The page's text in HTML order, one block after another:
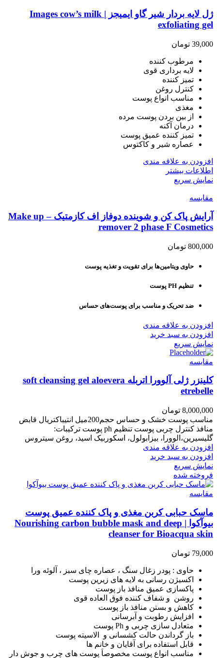
ژل لایه بردار شیر گاو ایمیجز | Images cow’s milk
exfoliating gel
39,000 تومان
مرطوب کننده
لایه برداری قوی
تمیز کننده
کنترل روغن
مناسب انواع پوست
مغذی
از بین بردن پوست مرده
درمان آکنه
تمیز کننده عمیق پوست
عصاره شیر و کاکتوس
افزودن به علاقه مندی
اطلاعات بیشتر
نمایش سریع
مقايسه
آرایش پاک کن و شوینده دوفاز اف کازمتیک – Make up
remover 2 phase F Cosmetics
800,000 تومان
حاوی ویتامین‌ها برای تقویت و تغذیه پوست
تنظیم PH پوست
ضد تحریک و مناسب برای پوست‌های حساس
افزودن به علاقه مندی
افزودن به سبد خرید
نمایش سریع
مقايسه
کلینزر ژلی آلوورا اتربله soft cleansing gel aloevera
etrebelle
8,000,000 تومان
مناسب پوست خشک و حساس حجم200میل انتیباکتریال قابض
منافذ کنترل چربی پوست تنظیم ph پوست ترکیبات:
گلیسیرین،الوورا، بیزابولول، اسکوربیک اسید، روغن سیتروس
افزودن به علاقه مندی
افزودن به سبد خرید
نمایش سریع
فروخته شده
مقايسه
ماسک حبابی کربن مغذی و پاک کننده عمیق پوست
بیوآکوا | Nourishing carbon bubble mask and deep
cleanser for Bioacqua skin
79,000 تومان
حاوی : پودر زغال سنگ ، عصاره چای سبز ، آلوئه ورا
اکسیژن رسانی به لایه های زیرین پوست
پاکسازی عمیق منافذ باز پوست
روشن و شفاف کننده فوق العاده قوی
کاهش و بستن منافذ باز پوست
افزایش رطوبت و آبرسانی
متعادل سازی چربی و Ph پوست
باز گرداندن حالت کشسانی و الاسیته پوست
قابل استفاده برای آقایان و خانم ها
مناسب انواع پوست مخصوصاَ پوست های چرب و جوش دار